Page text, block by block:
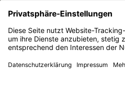
Newsletter
Presse
Kikkoman ist ein eingetragenes